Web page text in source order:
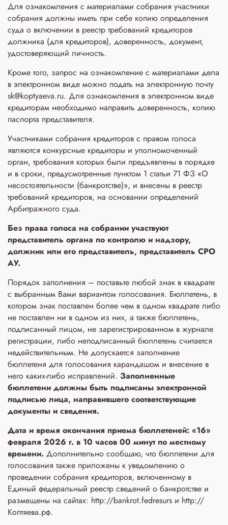
Для ознакомления с материалами собрания участники
собрания должны иметь при себе копию определения
суда о включении в реестр требований кредиторов
должника (для кредиторов), доверенность, документ,
удостоверяющий личность.
Кроме того, запрос на ознакомление с материалами дела
в электронном виде можно подать на электронную почту
sk@koptyaeva.ru. Для ознакомления в электронном виде
кредиторам необходимо направить доверенность, копию
паспорта представителя.
Участниками собрания кредиторов с правом голоса
являются конкурсные кредиторы и уполномоченный
орган, требования которых были предъявлены в порядке
и в сроки, предусмотренные пунктом 1 статьи 71 ФЗ «О
несостоятельности (банкротстве)», и внесены в реестр
требований кредиторов, на основании определений
Арбитражного суда.
Без права голоса на собрании участвуют
представитель органа по контролю и надзору,
должник или его представитель, представитель СРО
АУ.
Порядок заполнения – поставьте любой знак в квадрате
с выбранным Вами вариантом голосования. Бюллетень, в
котором знак поставлен более чем в одном квадрате либо
не поставлен ни в одном из них, а также бюллетень,
подписанный лицом, не зарегистрированном в журнале
регистрации, либо неподписанный бюллетень считается
недействительным. Не допускается заполнение
бюллетеня для голосования карандашом и внесение в
него каких-либо исправлений. Заполненные
бюллетени должны быть подписаны электронной
подписью лица, направившего соответствующие
документы и сведения.
Дата и время окончания приема бюллетеней: «16»
февраля 2026 г. в 10 часов 00 минут по местному
времени. Дополнительно сообщаю, что бюллетени для
голосования также приложены к уведомлению о
проведении собрания кредиторов, включенному в
Единый федеральный реестр сведений о банкротстве и
размещены на сайтах: http://bankrot.fedresurs и http://
Коптяева.рф.